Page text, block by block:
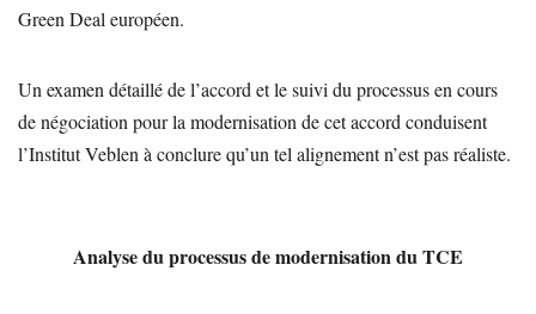
Green Deal européen.
Un examen détaillé de l’accord et le suivi du processus en cours
de négociation pour la modernisation de cet accord conduisent
l’Institut Veblen à conclure qu’un tel alignement n’est pas réaliste.
Analyse du processus de modernisation du TCE